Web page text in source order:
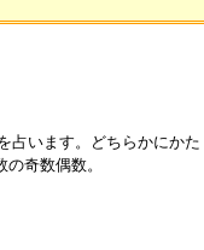
占います。どちらかにかた
奇数偶数。